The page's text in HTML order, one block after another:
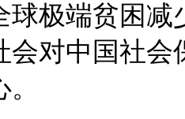
球极端贫困
会对中国社